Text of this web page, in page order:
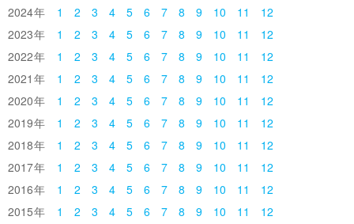
2024
1 2 3 4 5 6 7 8 9 10 11
12
2023
1 2 3 4 5 6 7 8 9 10 11
12
2022
1 2 3 4 5 6 7 8 9 10 11
12
2021
1 2 3 4 5 6 7 8 9 10 11
12
2020
1 2 3 4 5 6 7 8 9 10 11
12
2019
1 2 3 4 5 6 7 8 9 10 11
12
2018
1 2 3 4 5 6 7 8 9 10 11
12
2017
1 2 3 4 5 6 7 8 9 10 11
12
2016
1 2 3 4 5 6 7 8 9 10 11
12
2015
1 2 3 4 5 6 7 8 9 10 11
12